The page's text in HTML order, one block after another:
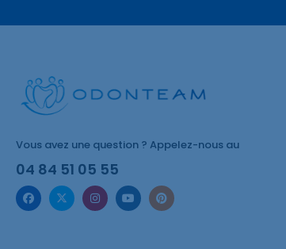
Vous avez une question ? Appelez-nous au
04 84 51 05 55